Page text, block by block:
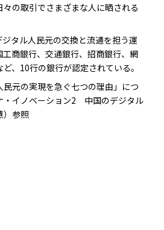
々の取引でさまざまな人に晒される
タル人民元の交換と流通を担う運
工商銀行、交通銀行、招商銀行、網
、10行の銀行が認定されている。
民元の実現を急ぐ七つの理由」につ
・イノベーション2 中国のデジタル
）参照